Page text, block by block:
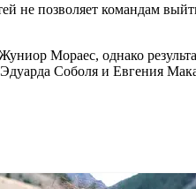
не позволяет командам
Мораес, однако
Соболя и Евгения